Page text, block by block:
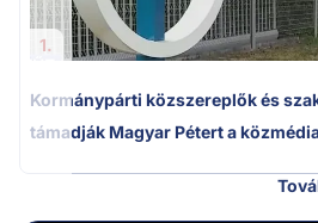
1.
Kormánypárti közszereplők és
támadják Magyar Pétert a